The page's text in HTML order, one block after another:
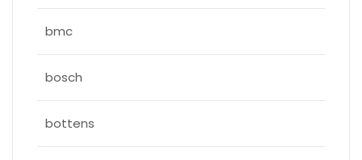
bmc
bosch
bottens